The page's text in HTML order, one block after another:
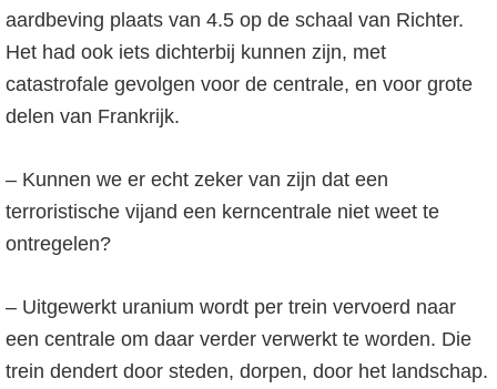
aardbeving plaats van 4.5 op de schaal van Richter.
Het had ook iets dichterbij kunnen zijn, met
catastrofale gevolgen voor de centrale, en voor grote
delen van Frankrijk.
– Kunnen we er echt zeker van zijn dat een
terroristische vijand een kerncentrale niet weet te
ontregelen?
– Uitgewerkt uranium wordt per trein vervoerd naar
een centrale om daar verder verwerkt te worden. Die
trein dendert door steden, dorpen, door het landschap.